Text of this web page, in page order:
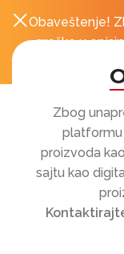
Zbog
platformu
proizvoda
sajtu kao
Obaveštenje!
greške u